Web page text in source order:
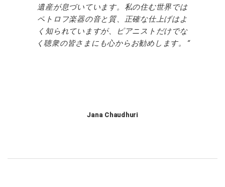
遺産が息づいています。私の住む世界では
ペトロフ楽器の音と質、正確な仕上げはよ
く知られていますが、ピアニストだけでな
く聴衆の皆さまにも心からお勧めします。
Jana Chaudhuri